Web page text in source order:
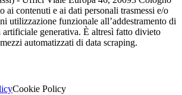
ai contenuti e ai dati personali trasmessi e/o
utilizzazione funzionale all’addestramento di
generativa. È altresì fatto divieto
automatizzati di data scraping.
Cookie Policy